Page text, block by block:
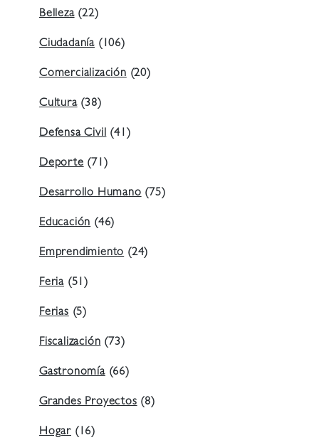
Belleza(22)
Ciudadanía (106)
Comercialización(20)
Cultura(38)
Defensa Civil(41)
Deporte(71)
Desarrollo Humano(75)
Educación(46)
Emprendimiento(24)
Feria (51)
Ferias(5)
Fiscalización(73)
Gastronomía(66)
Grandes Proyectos(8)
Hogar (16)